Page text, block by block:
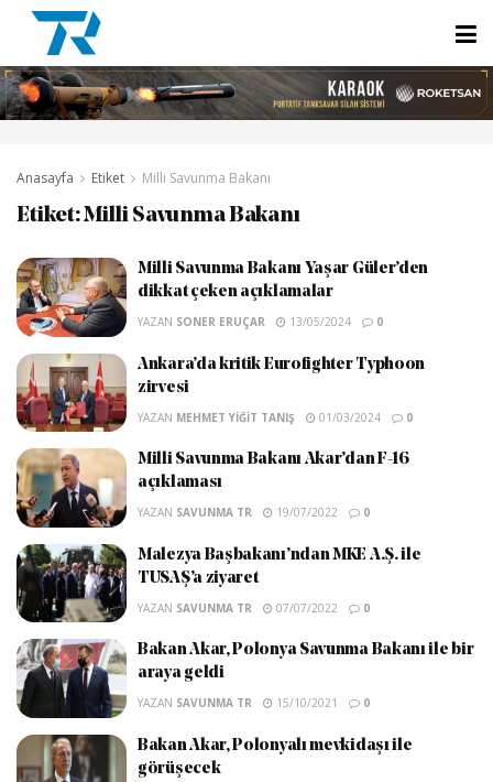
Anasayfa Etiket Milli Savunma Bakanı
Etiket:Milli Savunma Bakanı
Milli Savunma Bakanı Yaşar Güler’den
dikkat çeken açıklamalar
YAZAN SONER ERUÇAR 13/05/2024 0
Ankara’da kritik Eurofighter Typhoon
zirvesi
YAZAN MEHMET YIĞIT TANIŞ 01/03/2024 0
Milli Savunma Bakanı Akar’dan F-16
açıklaması
YAZAN SAVUNMA TR 19/07/2022 0
Malezya Başbakanı’ndan MKE A.Ş. ile
TUSAŞ’a ziyaret
YAZAN SAVUNMA TR 07/07/2022 0
Bakan Akar, Polonya Savunma Bakanı ile bir
araya geldi
YAZAN SAVUNMA TR 15/10/2021 0
Bakan Akar, Polonyalı mevkidaşı ile
görüşecek